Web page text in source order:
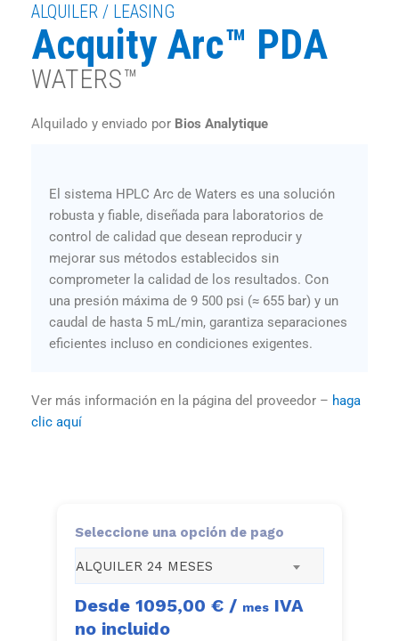
ALQUILER / LEASING
Acquity Arc™ PDA
WATERS™
Alquilado y enviado por Bios Analytique
El sistema HPLC Arc de Waters es una solución
robusta y fiable, diseñada para laboratorios de
control de calidad que desean reproducir y
mejorar sus métodos establecidos sin
comprometer la calidad de los resultados. Con
una presión máxima de 9 500 psi (≈ 655 bar) y un
caudal de hasta 5 mL/min, garantiza separaciones
eficientes incluso en condiciones exigentes.
Ver más información en la página del proveedor – haga
clic aquí
Seleccione una opción de pago
ALQUILER 24 MESES
Desde 1095,00 € / mes IVA
no incluido